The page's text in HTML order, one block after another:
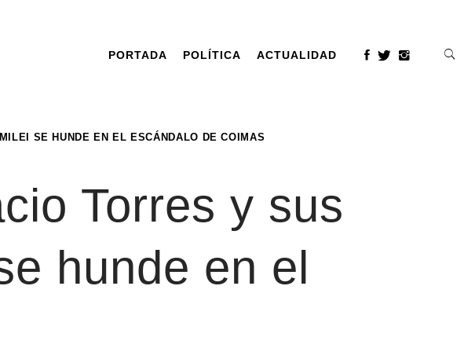
PORTADA POLÍTICA ACTUALIDAD
SE HUNDE EN EL ESCÁNDALO DE COIMAS
Torres y sus
hunde en el